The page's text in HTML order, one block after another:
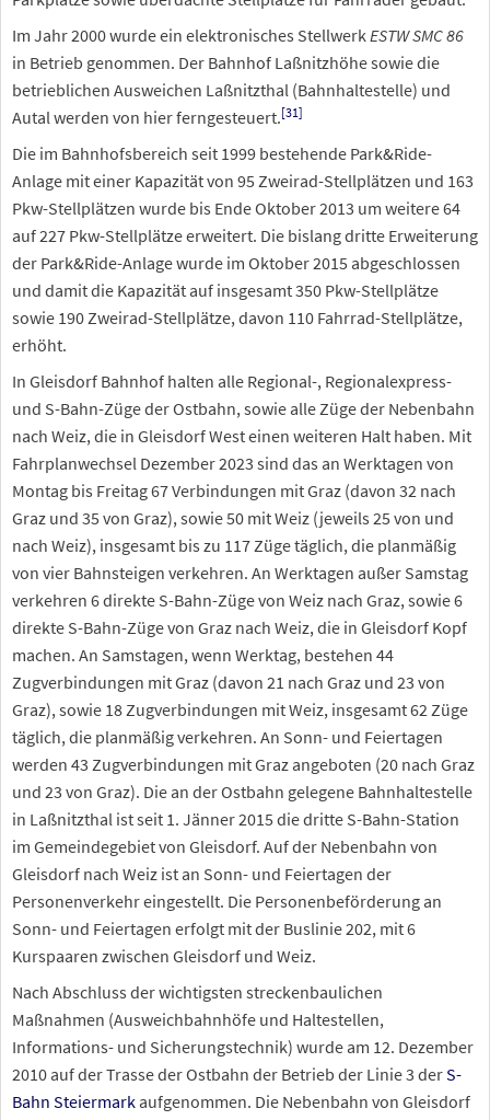
Im Jahr 2000 wurde ein elektronisches Stellwerk ESTWSMC86
in Betrieb genommen. Der Bahnhof Laßnitzhöhe sowie die
betrieblichen Ausweichen Laßnitzthal (Bahnhaltestelle) und
Autal werden von hier ferngesteuert.[31]
Die im Bahnhofsbereich seit 1999 bestehende Park&Ride-
Anlage mit einer Kapazität von 95 Zweirad-Stellplätzen und 163
Pkw-Stellplätzen wurde bis Ende Oktober 2013 um weitere 64
auf 227 Pkw-Stellplätze erweitert. Die bislang dritte Erweiterung
der Park&Ride-Anlage wurde im Oktober 2015 abgeschlossen
und damit die Kapazität auf insgesamt 350 Pkw-Stellplätze
sowie 190 Zweirad-Stellplätze, davon 110 Fahrrad-Stellplätze,
erhöht.
In Gleisdorf Bahnhof halten alle Regional-, Regionalexpress-
und S-Bahn-Züge der Ostbahn, sowie alle Züge der Nebenbahn
nach Weiz, die in Gleisdorf West einen weiteren Halt haben. Mit
Fahrplanwechsel Dezember 2023 sind das an Werktagen von
Montag bis Freitag 67 Verbindungen mit Graz (davon 32 nach
Graz und 35 von Graz), sowie 50 mit Weiz (jeweils 25 von und
nach Weiz), insgesamt bis zu 117 Züge täglich, die planmäßig
von vier Bahnsteigen verkehren. An Werktagen außer Samstag
verkehren 6 direkte S-Bahn-Züge von Weiz nach Graz, sowie 6
direkte S-Bahn-Züge von Graz nach Weiz, die in Gleisdorf Kopf
machen. An Samstagen, wenn Werktag, bestehen 44
Zugverbindungen mit Graz (davon 21 nach Graz und 23 von
Graz), sowie 18 Zugverbindungen mit Weiz, insgesamt 62 Züge
täglich, die planmäßig verkehren. An Sonn- und Feiertagen
werden 43 Zugverbindungen mit Graz angeboten (20 nach Graz
und 23 von Graz). Die an der Ostbahn gelegene Bahnhaltestelle
in Laßnitzthal ist seit 1. Jänner 2015 die dritte S-Bahn-Station
im Gemeindegebiet von Gleisdorf. Auf der Nebenbahn von
Gleisdorf nach Weiz ist an Sonn- und Feiertagen der
Personenverkehr eingestellt. Die Personenbeförderung an
Sonn- und Feiertagen erfolgt mit der Buslinie 202, mit 6
Kurspaaren zwischen Gleisdorf und Weiz.
Nach Abschluss der wichtigsten streckenbaulichen
Maßnahmen (Ausweichbahnhöfe und Haltestellen,
Informations- und Sicherungstechnik) wurde am 12. Dezember
2010 auf der Trasse der Ostbahn der Betrieb der Linie 3 derS-
Bahn Steiermark aufgenommen. Die Nebenbahn von Gleisdorf